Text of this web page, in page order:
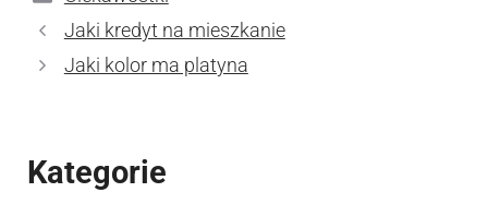
Jaki kredyt na mieszkanie
Jaki kolor ma platyna
Kategorie